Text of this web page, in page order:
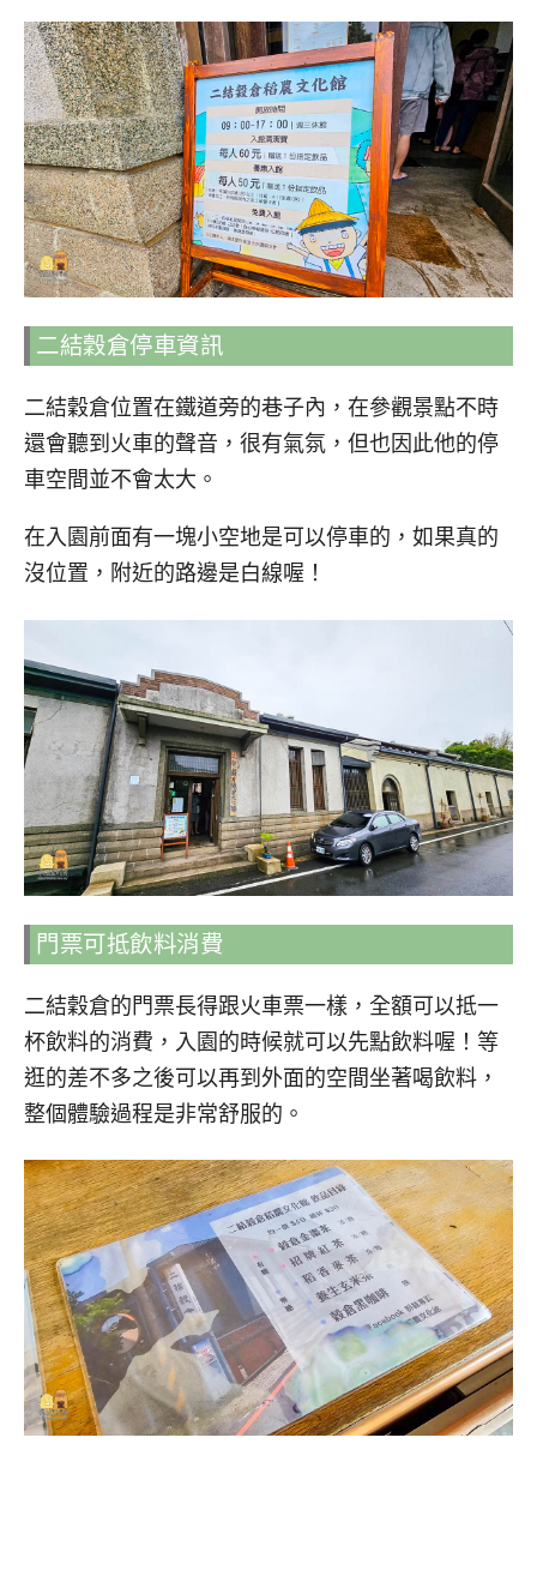
二結穀倉停車資訊
二結穀倉位置在鐵道旁的巷子內，在參觀景點不時
還會聽到火車的聲音，很有氣氛，但也因此他的停
車空間並不會太大。
在入園前面有一塊小空地是可以停車的，如果真的
沒位置，附近的路邊是白線喔！
門票可抵飲料消費
二結穀倉的門票長得跟火車票一樣，全額可以抵一
杯飲料的消費，入園的時候就可以先點飲料喔！等
逛的差不多之後可以再到外面的空間坐著喝飲料，
整個體驗過程是非常舒服的。